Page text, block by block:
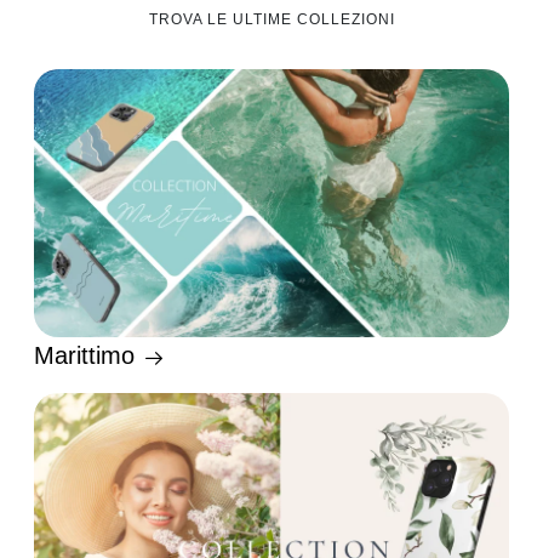
TROVA LE ULTIME COLLEZIONI
Marittimo